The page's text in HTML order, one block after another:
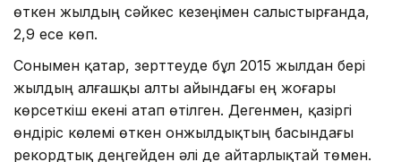
өткен жылдың сәйкес кезеңімен салыстырғанда,
2,9 есе көп.
Сонымен қатар, зерттеуде бұл 2015 жылдан бері
жылдың алғашқы алты айындағы ең жоғары
көрсеткіш екені атап өтілген. Дегенмен, қазіргі
өндіріс көлемі өткен онжылдықтың басындағы
рекордтық деңгейден әлі де айтарлықтай төмен.